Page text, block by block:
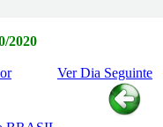
2020
Ver Dia Seguinte